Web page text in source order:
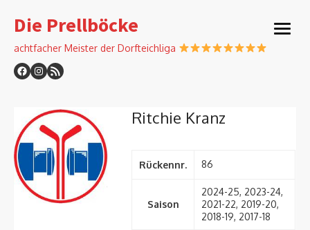
to
Die Prellböcke
achtfacher Meister der Dorfteichliga
open
Ritchie Kranz
Rückennr. 86
Saison
2024-25, 2023-24,
2021-22, 2019-20,
2018-19, 2017-18